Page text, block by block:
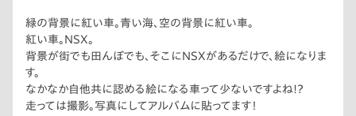
緑の背景に紅い車。青い海、空の背景に紅い車。
紅い車。NSX。
背景が街でも田んぼでも、そこにNSXがあるだけで、絵になりま
す。
なかなか自他共に認める絵になる車って少ないですよね!?
走っては撮影。写真にしてアルバムに貼ってます！